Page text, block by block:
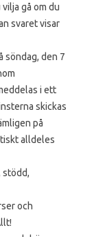
gå om du
svaret visar
söndag, den 7
i ett
skickas
på
alldeles
stödd,
och